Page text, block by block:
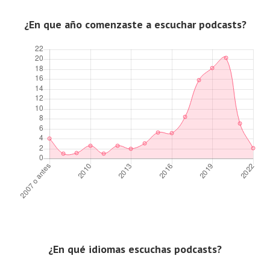
¿En que año comenzaste a escuchar podcasts?
¿En qué idiomas escuchas podcasts?